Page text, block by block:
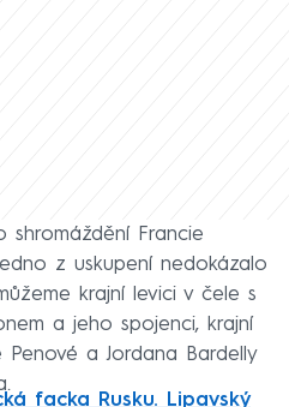
shromáždění Francie
z uskupení nedokázalo
krajní levici v čele s
a jeho spojenci, krajní
a Jordana Bardelly
facka Rusku. Lipavský